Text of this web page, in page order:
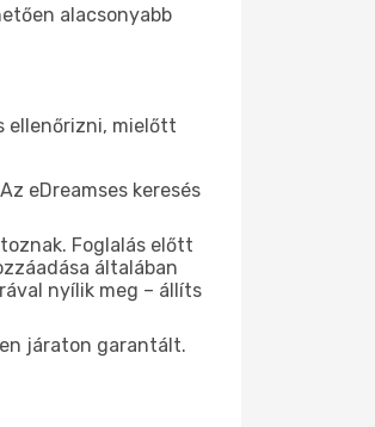
alacsonyabb
ellenőrizni, mielőtt
eDreamses keresés
Foglalás előtt
általában
nyílik meg – állíts
járaton garantált.